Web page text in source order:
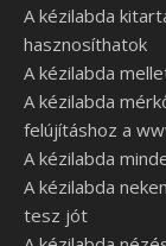
A kézilabda
hasznosíthatok
A kézilabda
A kézilabda
felújításhoz a
A kézilabda
A kézilabda
tesz jót